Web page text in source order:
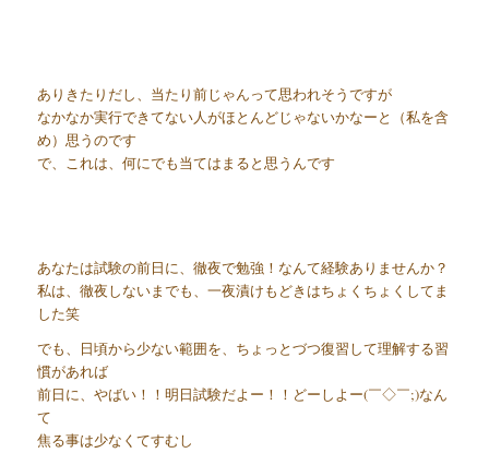
ありきたりだし、当たり前じゃんって思われそうですが
なかなか実行できてない人がほとんどじゃないかなーと（私を含
め）思うのです
で、これは、何にでも当てはまると思うんです
あなたは試験の前日に、徹夜で勉強！なんて経験ありませんか？
私は、徹夜しないまでも、一夜漬けもどきはちょくちょくしてま
した笑
でも、日頃から少ない範囲を、ちょっとづつ復習して理解する習
慣があれば
前日に、やばい！！明日試験だよー！！どーしよー(￣◇￣;)なん
て
焦る事は少なくてすむし